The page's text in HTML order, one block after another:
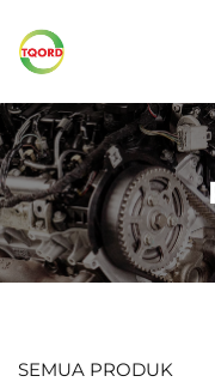
SEMUA PRODUK